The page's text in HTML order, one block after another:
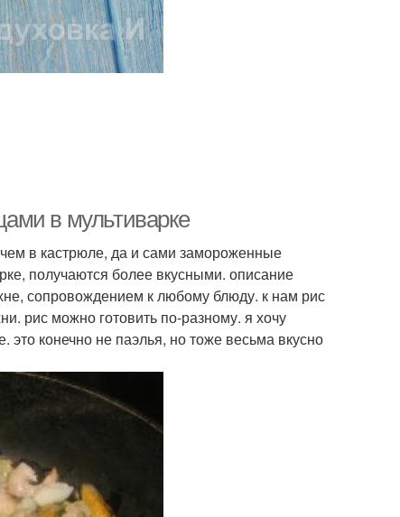
в мультиварке
в кастрюле, да и сами замороженные
получаются более вкусными. описание
сопровождением к любому блюду. к нам рис
рис можно готовить по-разному. я хочу
конечно не паэлья, но тоже весьма вкусно